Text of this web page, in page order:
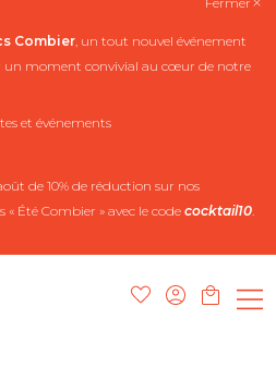
Combier, un tout nouvel événement
un moment convivial au cœur de notre
et événements
de 10% de réduction sur nos
Été Combier » avec le code cocktail10.